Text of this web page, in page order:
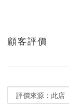
顧客評價